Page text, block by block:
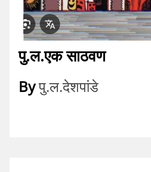
पु.ल.एक साठवण
Byपु.ल.देशपांडे